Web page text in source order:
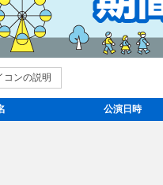
コンの説明
公演日時